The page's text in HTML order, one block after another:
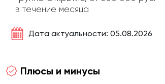
в течение месяца
Дата актуальности: 05.08.2026
Плюсы и минусы